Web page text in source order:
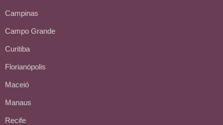
Campinas
Campo Grande
Curitiba
Florianópolis
Maceió
Manaus
Recife